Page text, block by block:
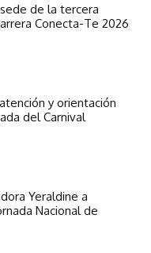
de la tercera
Conecta-Te 2026
y orientación
del Carnival
Yeraldine a
Nacional de